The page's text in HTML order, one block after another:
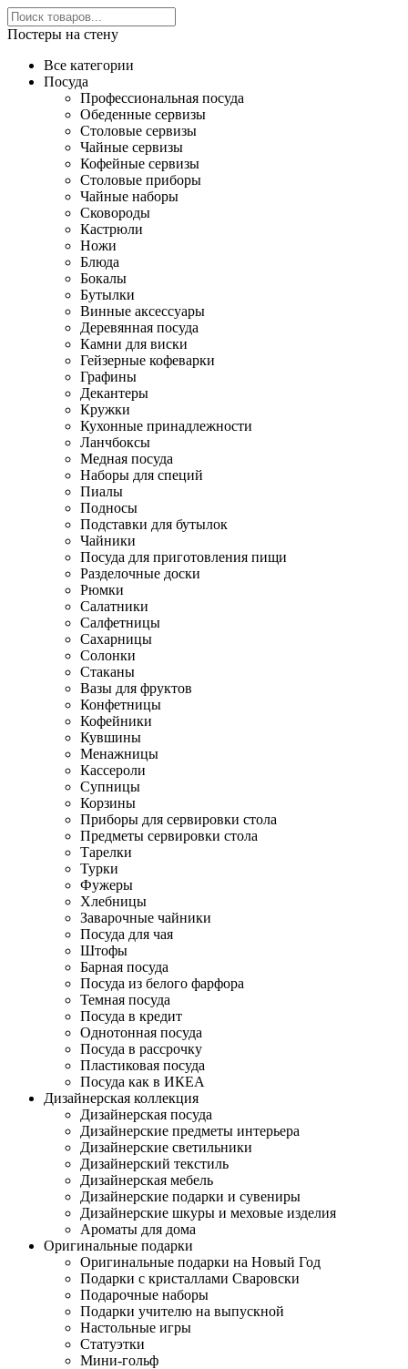
Постеры на стену
Все категории
Посуда
Профессиональная посуда
Обеденные сервизы
Столовые сервизы
Чайные сервизы
Кофейные сервизы
Столовые приборы
Чайные наборы
Сковороды
Кастрюли
Ножи
Блюда
Бокалы
Бутылки
Винные аксессуары
Деревянная посуда
Камни для виски
Гейзерные кофеварки
Графины
Декантеры
Кружки
Кухонные принадлежности
Ланчбоксы
Медная посуда
Наборы для специй
Пиалы
Подносы
Подставки для бутылок
Чайники
Посуда для приготовления пищи
Разделочные доски
Рюмки
Салатники
Салфетницы
Сахарницы
Солонки
Стаканы
Вазы для фруктов
Конфетницы
Кофейники
Кувшины
Менажницы
Кассероли
Супницы
Корзины
Приборы для сервировки стола
Предметы сервировки стола
Тарелки
Турки
Фужеры
Хлебницы
Заварочные чайники
Посуда для чая
Штофы
Барная посуда
Посуда из белого фарфора
Темная посуда
Посуда в кредит
Однотонная посуда
Посуда в рассрочку
Пластиковая посуда
Посуда как в ИКЕА
Дизайнерская коллекция
Дизайнерская посуда
Дизайнерские предметы интерьера
Дизайнерские светильники
Дизайнерский текстиль
Дизайнерская мебель
Дизайнерские подарки и сувениры
Дизайнерские шкуры и меховые изделия
Ароматы для дома
Оригинальные подарки
Оригинальные подарки на Новый Год
Подарки с кристаллами Сваровски
Подарочные наборы
Подарки учителю на выпускной
Настольные игры
Статуэтки
Мини-гольф